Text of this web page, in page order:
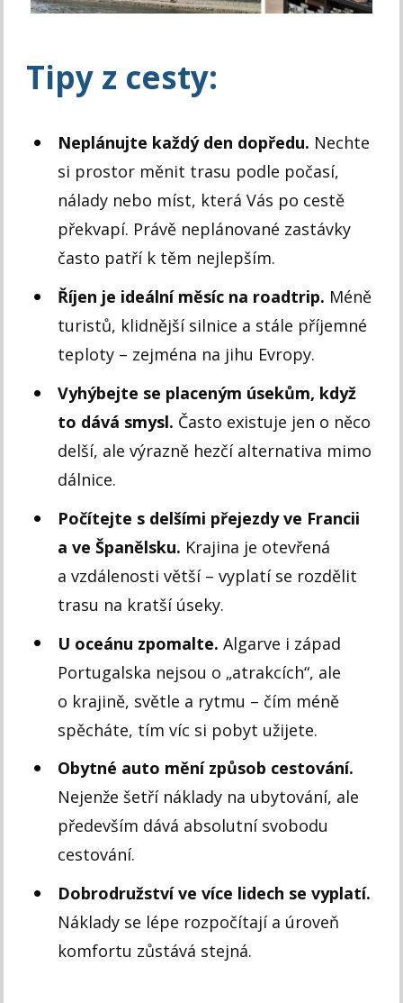
Tipy z cesty:
Neplánujte každý den dopředu. Nechte
si prostor měnit trasu podle počasí,
nálady nebo míst, která Vás po cestě
překvapí. Právě neplánované zastávky
často patří k těm nejlepším.
Říjen je ideální měsíc na roadtrip. Méně
turistů, klidnější silnice a stále příjemné
teploty – zejména na jihu Evropy.
Vyhýbejte se placeným úsekům, když
to dává smysl. Často existuje jen o něco
delší, ale výrazně hezčí alternativa mimo
dálnice.
Počítejte s delšími přejezdy ve Francii
a ve Španělsku. Krajina je otevřená
a vzdálenosti větší – vyplatí se rozdělit
trasu na kratší úseky.
U oceánu zpomalte. Algarve i západ
Portugalska nejsou o „atrakcích“, ale
o krajině, světle a rytmu – čím méně
spěcháte, tím víc si pobyt užijete.
Obytné auto mění způsob cestování.
Nejenže šetří náklady na ubytování, ale
především dává absolutní svobodu
cestování.
Dobrodružství ve více lidech se vyplatí.
Náklady se lépe rozpočítají a úroveň
komfortu zůstává stejná.